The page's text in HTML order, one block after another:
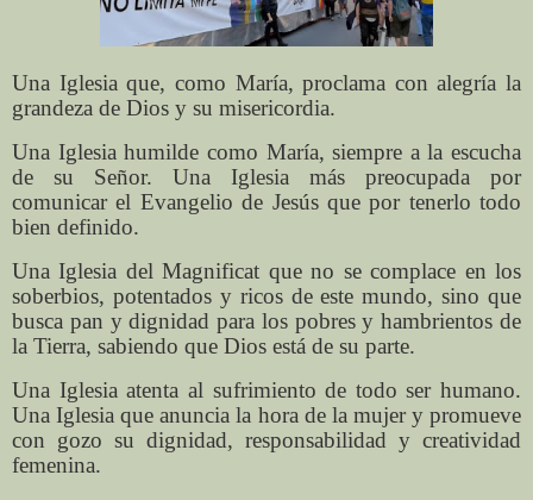
Una Iglesia que, como María, proclama con alegría la
grandeza de Dios y su misericordia.
Una Iglesia humilde como María, siempre a la escucha
de su Señor. Una Iglesia más preocupada por
comunicar el Evangelio de Jesús que por tenerlo todo
bien definido.
Una Iglesia del Magnificat que no se complace en los
soberbios, potentados y ricos de este mundo, sino que
busca pan y dignidad para los pobres y hambrientos de
la Tierra, sabiendo que Dios está de su parte.
Una Iglesia atenta al sufrimiento de todo ser humano.
Una Iglesia que anuncia la hora de la mujer y promueve
con gozo su dignidad, responsabilidad y creatividad
femenina.